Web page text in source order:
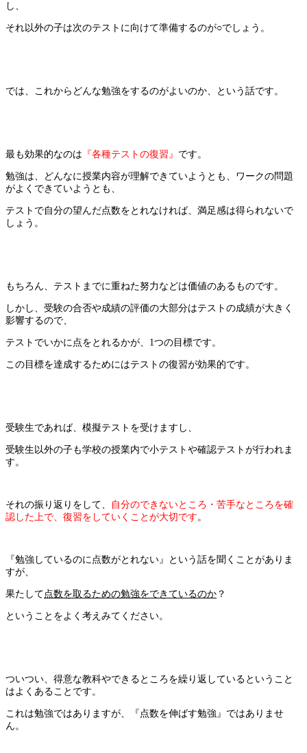
し、
それ以外の子は次のテストに向けて準備するのが○でしょう。
では、これからどんな勉強をするのがよいのか、という話です。
最も効果的なのは 『各種テストの復習』 です。
勉強は、どんなに授業内容が理解できていようとも、ワークの問題
がよくできていようとも、
テストで自分の望んだ点数をとれなければ、満足感は得られないで
しょう。
もちろん、テストまでに重ねた努力などは価値のあるものです。
しかし、受験の合否や成績の評価の大部分はテストの成績が大きく
影響するので、
テストでいかに点をとれるかが、1つの目標です。
この目標を達成するためにはテストの復習が効果的です。
受験生であれば、模擬テストを受けますし、
受験生以外の子も学校の授業内で小テストや確認テストが行われま
す。
それの振り返りをして、
自分のできないところ・苦手なところを確
認した上で、復習をしていくことが大切です。
『勉強しているのに点数がとれない』という話を聞くことがありま
すが、
果たして点数を取るための勉強をできているのか ？
ということをよく考えみてください。
ついつい、得意な教科やできるところを繰り返しているということ
はよくあることです。
これは勉強ではありますが、『点数を伸ばす勉強』ではありませ
ん。